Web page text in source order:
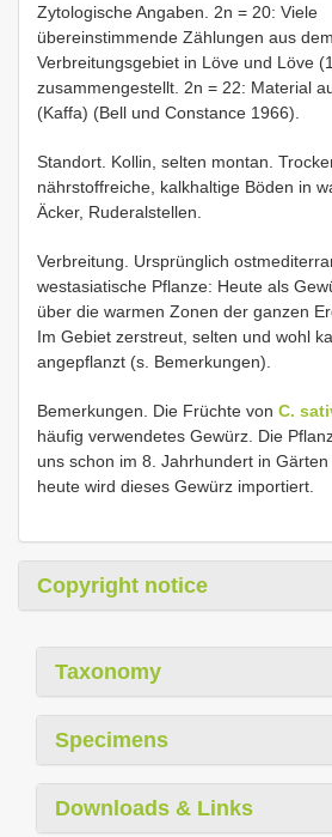
Zytologische Angaben. 2n = 20: Viele
übereinstimmende Zählungen aus
Verbreitungsgebiet in Löve und Löve
zusammengestellt. 2n = 22: Material
(Kaffa) (Bell und Constance 1966).
Standort. Kollin, selten montan.
nährstoffreiche, kalkhaltige Böden in
Äcker, Ruderalstellen.
Verbreitung. Ursprünglich
westasiatische Pflanze: Heute als
über die warmen Zonen der ganzen
Im Gebiet zerstreut, selten und wohl
angepflanzt (s. Bemerkungen).
Bemerkungen. Die Früchte von C.
häufig verwendetes Gewürz. Die
uns schon im 8. Jahrhundert in
heute wird dieses Gewürz importiert.
Copyright notice
Taxonomy
Specimens
Downloads & Links